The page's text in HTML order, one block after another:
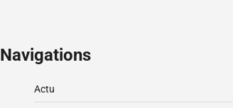
Navigations
Actu